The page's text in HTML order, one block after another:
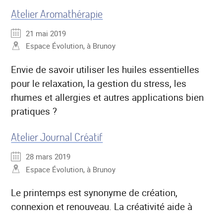
Atelier Aromathérapie
21 mai 2019
Espace Évolution, à Brunoy
Envie de savoir utiliser les huiles essentielles
pour le relaxation, la gestion du stress, les
rhumes et allergies et autres applications bien
pratiques ?
Atelier Journal Créatif
28 mars 2019
Espace Évolution, à Brunoy
Le printemps est synonyme de création,
connexion et renouveau. La créativité aide à